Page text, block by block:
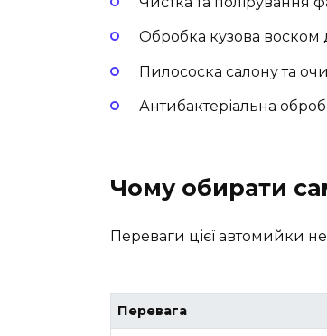
Обробка кузова воском
Пилососка салону та
Антибактеріальна
Чому обирати
Переваги цієї автомийки
Перевага